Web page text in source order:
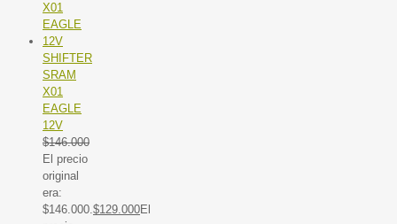
SHIFTER
SRAM
X01
EAGLE
12V
$146.000
El precio
original
era:
$146.000. $129.000El